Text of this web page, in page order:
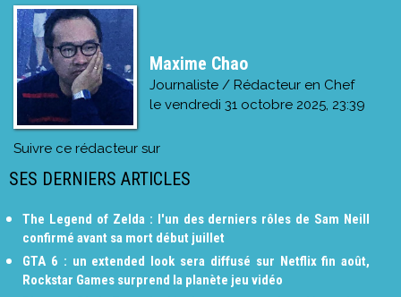
Maxime Chao
Journaliste / Rédacteur en Chef
le vendredi 31 octobre 2025, 23:39
Suivre ce rédacteur sur
SES DERNIERS ARTICLES
The Legend of Zelda : l'un des derniers rôles de Sam Neill
confirmé avant sa mort début juillet
GTA 6 : un extended look sera diffusé sur Netflix fin août,
Rockstar Games surprend la planète jeu vidéo